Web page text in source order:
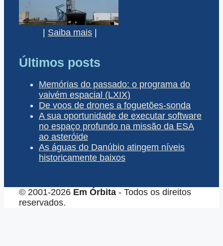
| Saiba mais |
Últimos posts
Memórias do passado: o programa do
vaivém espacial (LXIX)
De voos de drones a foguetões-sonda
A sua oportunidade de executar software
no espaço profundo na missão da ESA
ao asteróide
As águas do Danúbio atingem níveis
historicamente baixos
© 2001-2026 Em Órbita - Todos os direitos
reservados.